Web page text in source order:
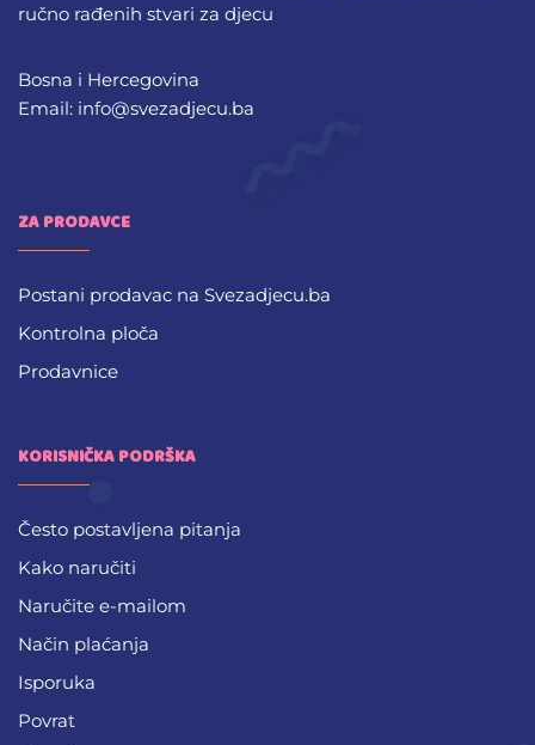
ručno rađenih stvari za djecu
Bosna i Hercegovina
Email: info@svezadjecu.ba
ZA PRODAVCE
Postani prodavac na Svezadjecu.ba
Kontrolna ploča
Prodavnice
KORISNIČKA PODRŠKA
Često postavljena pitanja
Kako naručiti
Naručite e-mailom
Način plaćanja
Isporuka
Povrat